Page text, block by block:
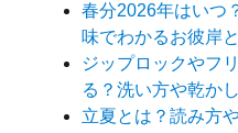
春分2026年はいつ
味でわかるお彼岸
ジップロックやフ
る？洗い方や乾か
立夏とは？読み方